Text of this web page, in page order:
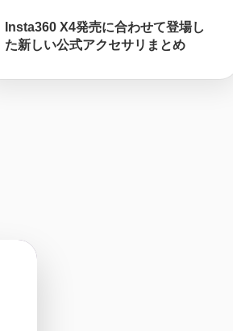
Insta360 X4発売に合わせて登場し
た新しい公式アクセサリまとめ